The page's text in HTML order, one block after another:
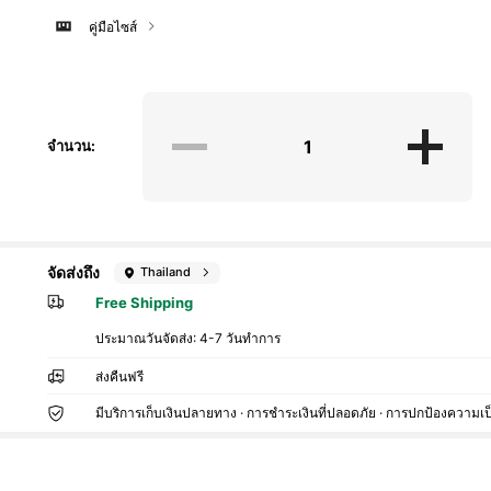
คู่มือไซส์
จำนวน:
จัดส่งถึง Thailand
Free Shipping
ประมาณวันจัดส่ง:4-7 วันทำการ
ส่งคืนฟรี
มีบริการเก็บเงินปลายทาง · การชำระเงินที่ปลอดภัย · การปกป้องความ